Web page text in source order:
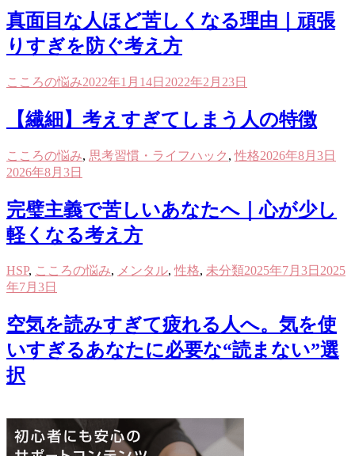
真面目な人ほど苦しくなる理由｜頑張
りすぎを防ぐ考え方
こころの悩み2022年1月14日 2022年2月23日
【繊細】考えすぎてしまう人の特徴
こころの悩み, 思考習慣・ライフハック ,性格2026年8月3日
2026年8月3日
完璧主義で苦しいあなたへ｜心が少し
軽くなる考え方
HSP, こころの悩み, メンタル,性格, 未分類2025年7月3日 2025
年7月3日
空気を読みすぎて疲れる人へ。気を使
いすぎるあなたに必要な“読まない”選
択